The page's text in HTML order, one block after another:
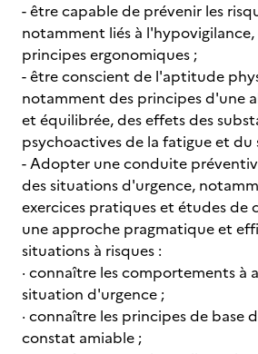
- être capable de prévenir les
notamment liés à
principes ergonomiques ;
- être conscient de l'aptitude
notamment des principes d'une
et équilibrée, des effets des
psychoactives de la fatigue et du
- Adopter une conduite
des situations d'urgence,
exercices pratiques et études de
une approche pragmatique et
situations à risques :
· connaître les comportements à
situation d'urgence ;
· connaître les principes de base
constat amiable ;